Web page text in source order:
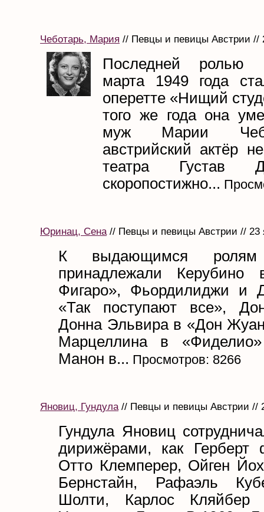
Чеботарь, Мария // Певцы и певицы Австрии //
Последней ролью
марта 1949 года
оперетте «Нищий
того же года она
муж Марии
австрийский актёр
театра Густав
скоропостижно...
Юринац, Сена// Певцы и певицы Австрии // 23
К выдающимся ролям
принадлежали Керубино
Фигаро», Фьордилиджи и
«Так поступают все»,
Донна Эльвира в «Дон
Марцеллина в «Фиделио»
Манон в... Просмотров: 8266
Яновиц, Гундула// Певцы и певицы Австрии //
Гундула Яновиц
дирижёрами, как Герберт
Отто Клемперер, Ойген
Бернстайн, Рафаэль
Шолти, Карлос Кляйбер